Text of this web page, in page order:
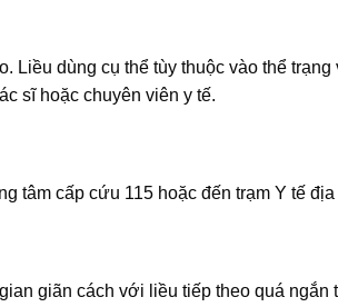
Liều dùng cụ thể tùy thuộc vào thể
sĩ hoặc chuyên viên y tế.
tâm cấp cứu 115 hoặc đến trạm Y tế
giãn cách với liều tiếp theo quá ngắn